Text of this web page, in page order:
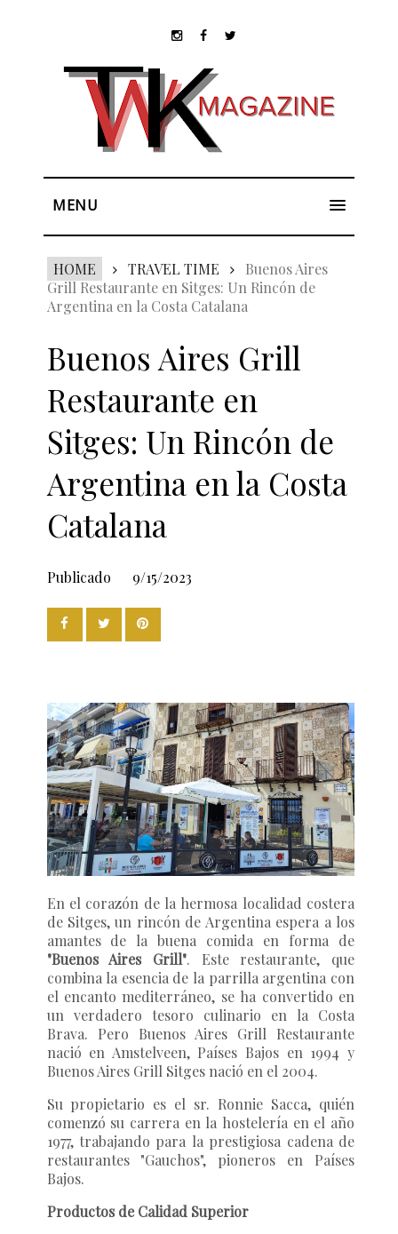
MENU
HOME TRAVEL TIME
Buenos Aires
Grill Restaurante en Sitges: Un Rincón de
Argentina en la Costa Catalana
Buenos Aires Grill
Restaurante en
Sitges: Un Rincón de
Argentina en la Costa
Catalana
Publicado 9/15/2023
En el corazón de la hermosa localidad costera
de Sitges, un rincón de Argentina espera a los
amantes de la buena comida en forma de
"Buenos Aires Grill". Este restaurante, que
combina la esencia de la parrilla argentina con
el encanto mediterráneo, se ha convertido en
un verdadero tesoro culinario en la Costa
Brava. Pero Buenos Aires Grill Restaurante
nació en Amstelveen, Países Bajos en 1994 y
Buenos Aires Grill Sitges nació en el 2004.
Su propietario es el sr. Ronnie Sacca, quién
comenzó su carrera en la hostelería en el año
1977, trabajando para la prestigiosa cadena de
restaurantes "Gauchos", pioneros en Países
Bajos.
Productos de Calidad Superior